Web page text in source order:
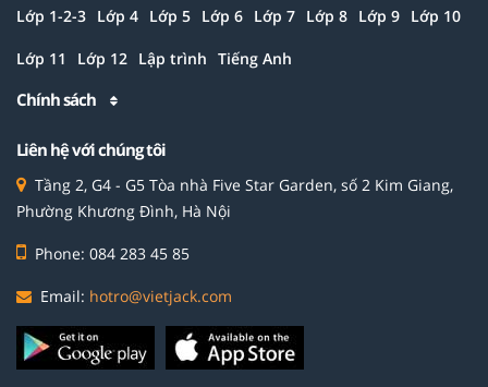
Lớp 1-2-3 Lớp 4 Lớp 5 Lớp 6 Lớp 7 Lớp 8 Lớp 9 Lớp 10
Lớp 11 Lớp 12 Lập trình Tiếng Anh
Chính sách
Liên hệ với chúng tôi
Tầng 2, G4 - G5 Tòa nhà Five Star Garden, số 2 Kim Giang,
Phường Khương Đình, Hà Nội
Phone: 084 283 45 85
Email: hotro@vietjack.com